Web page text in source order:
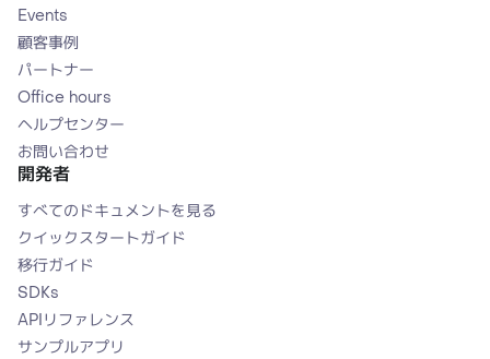
Events
顧客事例
パートナー
Office hours
ヘルプセンター
お問い合わせ
開発者
すべてのドキュメントを見る
クイックスタートガイド
移行ガイド
SDKs
APIリファレンス
サンプルアプリ